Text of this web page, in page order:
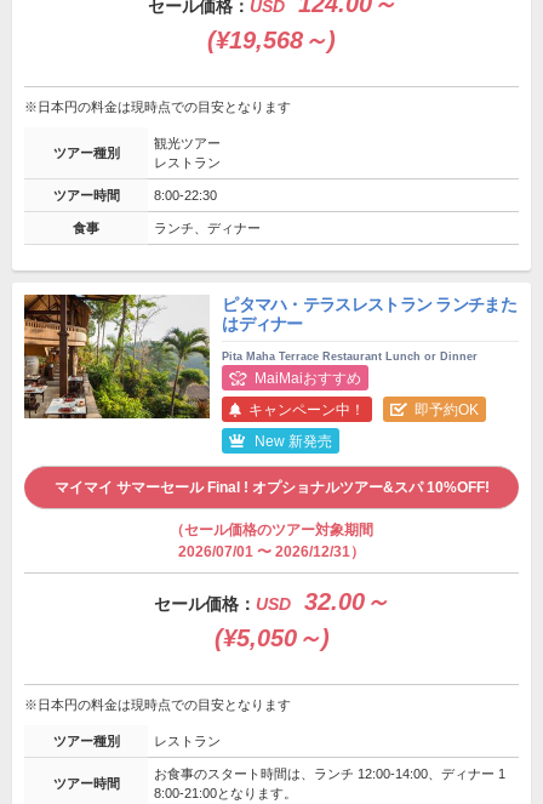
セール価格： USD
(¥19,568～)
※日本円の料金は現時点での目安となります
ツアー種別
観光ツアー
レストラン
ツアー時間 8:00-22:30
食事 ランチ、ディナー
ピタマハ・テラスレストラン ランチまた
はディナー
Pita Maha Terrace Restaurant Lunch or Dinner
MaiMaiおすすめ
キャンペーン中！
即予約OK
New 新発売
マイマイ サマーセール Final ! オプショナルツアー&スパ 10%OFF!
（セール価格のツアー対象期間
2026/07/01 〜 2026/12/31）
セール価格： USD
32.00～
(¥5,050～)
※日本円の料金は現時点での目安となります
ツアー種別 レストラン
ツアー時間
お食事のスタート時間は、ランチ 12:00-14:00、ディナー 1
8:00-21:00となります。